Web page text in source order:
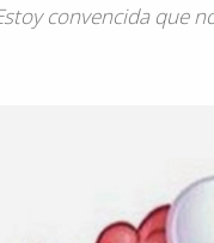
convencida que